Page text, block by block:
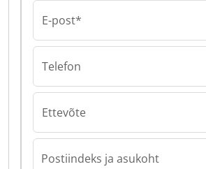
E-post*
Telefon
Ettevõte
Postiindeks ja asukoht